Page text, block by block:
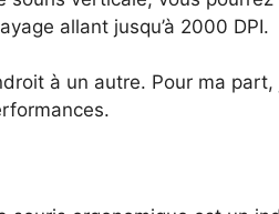
allant jusqu’à 2000 DPI.
à un autre. Pour ma part,